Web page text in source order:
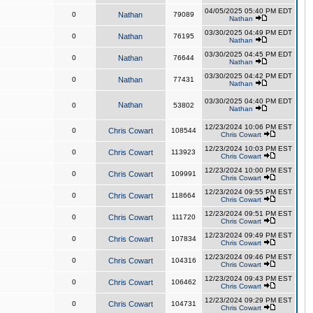
0 Nathan 79089
04/05/2025 05:40 PM EDT
Nathan
0 Nathan 76195
03/30/2025 04:49 PM EDT
Nathan
0 Nathan 76644
03/30/2025 04:45 PM EDT
Nathan
0 Nathan 77431
03/30/2025 04:42 PM EDT
Nathan
0 Nathan 53802
03/30/2025 04:40 PM EDT
Nathan
0 Chris Cowart 108544
12/23/2024 10:06 PM EST
Chris Cowart
0 Chris Cowart 113923
12/23/2024 10:03 PM EST
Chris Cowart
0 Chris Cowart 109991
12/23/2024 10:00 PM EST
Chris Cowart
0 Chris Cowart 118664
12/23/2024 09:55 PM EST
Chris Cowart
0 Chris Cowart 111720
12/23/2024 09:51 PM EST
Chris Cowart
0 Chris Cowart 107834
12/23/2024 09:49 PM EST
Chris Cowart
0 Chris Cowart 104316
12/23/2024 09:46 PM EST
Chris Cowart
0 Chris Cowart 106462
12/23/2024 09:43 PM EST
Chris Cowart
0 Chris Cowart 104731
12/23/2024 09:29 PM EST
Chris Cowart